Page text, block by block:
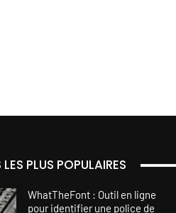
PLUS POPULAIRES
WhatTheFont : Outil en ligne
pour identifier une police de